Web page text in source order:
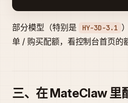
部分模型（特别是 HY-3D-3.1
单 / 购买配额，看控制台首页的
三、在 MateClaw 里